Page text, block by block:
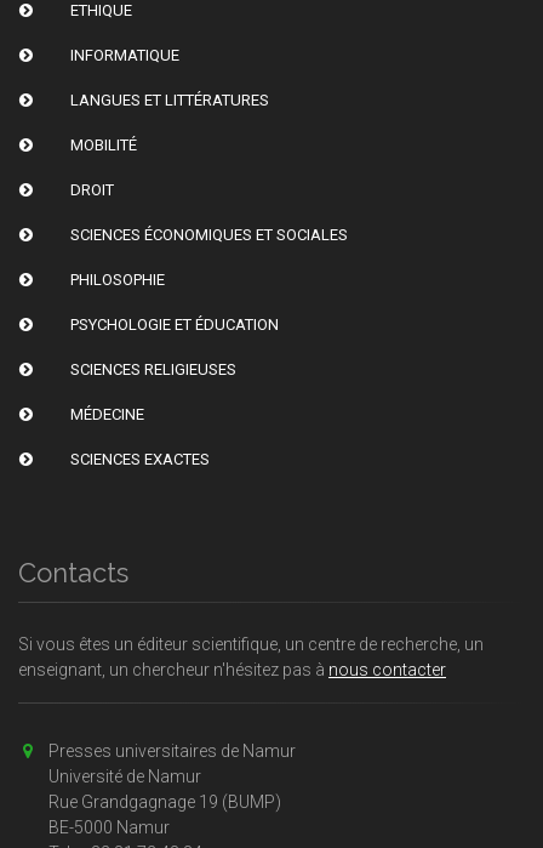
ETHIQUE
INFORMATIQUE
LANGUES ET LITTÉRATURES
MOBILITÉ
DROIT
SCIENCES ÉCONOMIQUES ET SOCIALES
PHILOSOPHIE
PSYCHOLOGIE ET ÉDUCATION
SCIENCES RELIGIEUSES
MÉDECINE
SCIENCES EXACTES
Contacts
Si vous êtes un éditeur scientifique, un centre de recherche, un
enseignant, un chercheur n'hésitez pas à nous contacter
Presses universitaires de Namur
Université de Namur
Rue Grandgagnage 19 (BUMP)
BE-5000 Namur